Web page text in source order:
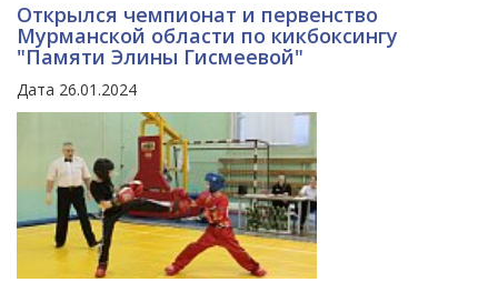
Открылся чемпионат и первенство
Мурманской области по кикбоксингу
"Памяти Элины Гисмеевой"
Дата 26.01.2024